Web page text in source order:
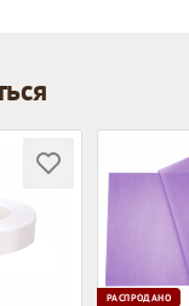
РАСПРОДАНО